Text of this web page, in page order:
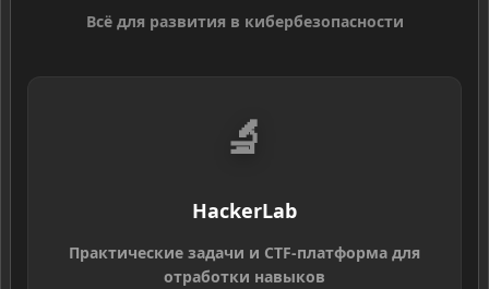
Всё для развития в кибербезопасности
🔬
HackerLab
Практические задачи и CTF-платформа для
отработки навыков